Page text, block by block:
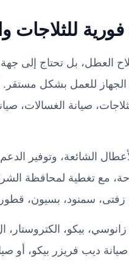
للثلاجات
العطل، بل تحتاج إلى
الجهاز للعمل بشكل مستقر.
صيانة الغسالات،
الشائعة، وتوفير
مع تغطية لمحافظة
زفتى، سمنود، بسيون،
بيكو،
ديب فريزر بيكو، أو